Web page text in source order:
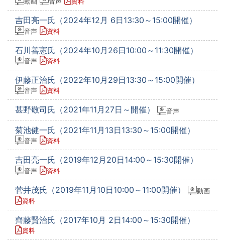
吉田亮一氏（2024年12月 6日13:30～15:00開催）
音声 資料
石川善憲氏（2024年10月26日10:00～11:30開催）
音声 資料
伊藤正治氏（2022年10月29日13:30～15:00開催）
音声 資料
甚野敬司氏（2021年11月27日～開催） 音声
菊池健一氏（2021年11月13日13:30～15:00開催）
音声 資料
吉田亮一氏（2019年12月20日14:00～15:30開催）
音声 資料
菅井茂氏（2019年11月10日10:00～11:00開催）
動画
資料
齊藤賢治氏（2017年10月 2日14:00～15:30開催）
資料